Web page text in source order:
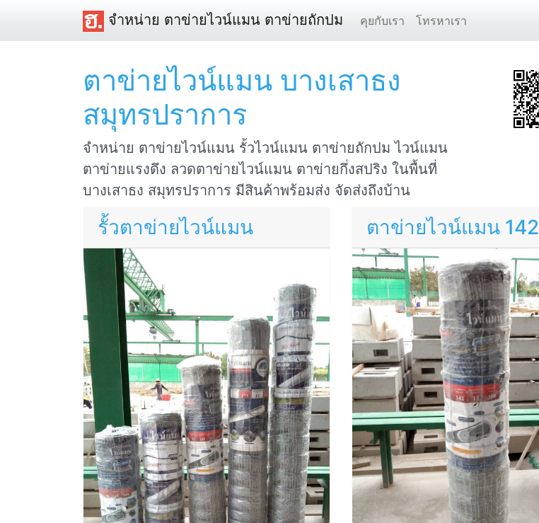
จำหน่าย ตาข่ายไวน์แมน ตาข่ายถักปม คุยกับเรา โทรหาเรา
ตาข่ายไวน์แมน บางเสาธง
สมุทรปราการ
จำหน่าย ตาข่ายไวน์แมน รั้วไวน์แมน ตาข่ายถักปม ไวน์แมน
ตาข่ายแรงดึง ลวดตาข่ายไวน์แมน ตาข่ายกึ่งสปริง ในพื้นที่
บางเสาธง สมุทรปราการ มีสินค้าพร้อมส่ง จัดส่งถึงบ้าน
รั้วตาข่ายไวน์แมน ตาข่ายไวน์แมน 142